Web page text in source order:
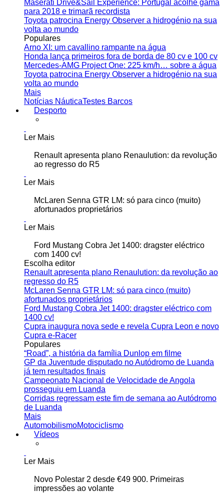
Maserati Drive&Sail Experience: Portugal acolhe gama
para 2018 e trimarã recordista
Toyota patrocina Energy Observer a hidrogénio na sua
volta ao mundo
Populares
Arno XI: um cavallino rampante na água
Honda lança primeiros fora de borda de 80 cv e 100 cv
Mercedes-AMG Project One: 225 km/h… sobre a água
Toyota patrocina Energy Observer a hidrogénio na sua
volta ao mundo
Mais
Notícias NáuticaTestes Barcos
Desporto
Ler Mais
Renault apresenta plano Renaulution: da revolução
ao regresso do R5
Ler Mais
McLaren Senna GTR LM: só para cinco (muito)
afortunados proprietários
Ler Mais
Ford Mustang Cobra Jet 1400: dragster eléctrico
com 1400 cv!
Escolha editor
Renault apresenta plano Renaulution: da revolução ao
regresso do R5
McLaren Senna GTR LM: só para cinco (muito)
afortunados proprietários
Ford Mustang Cobra Jet 1400: dragster eléctrico com
1400 cv!
Cupra inaugura nova sede e revela Cupra Leon e novo
Cupra e-Racer
Populares
“Road”, a história da família Dunlop em filme
GP da Juventude disputado no Autódromo de Luanda
já tem resultados finais
Campeonato Nacional de Velocidade de Angola
prosseguiu em Luanda
Corridas regressam este fim de semana ao Autódromo
de Luanda
Mais
AutomobilismoMotociclismo
Vídeos
Ler Mais
Novo Polestar 2 desde €49 900. Primeiras
impressões ao volante